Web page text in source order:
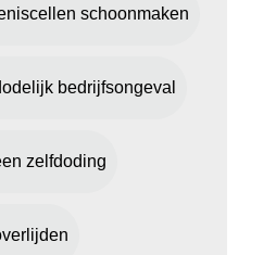
schoonmaken
bedrijfsongeval
zelfdoding